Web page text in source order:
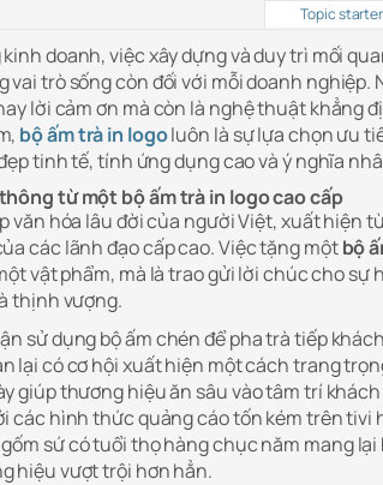
Topic starter
doanh, việc xây dựng và duy trì mối
vai trò sống còn đối với mỗi doanh nghiệp.
lời cảm ơn mà còn là nghệ thuật khẳng
bộ ấm trà in logoluôn là sự lựa chọn ưu
tinh tế, tính ứng dụng cao và ý nghĩa
từ một bộ ấm trà in logo cao cấp
văn hóa lâu đời của người Việt, xuất hiện
các lãnh đạo cấp cao. Việc tặng mộtbộ
vật phẩm, mà là trao gửi lời chúc cho sự
thịnh vượng.
sử dụng bộ ấm chén để pha trà tiếp
lại có cơ hội xuất hiện một cách trang
giúp thương hiệu ăn sâu vào tâm trí
các hình thức quảng cáo tốn kém trên tivi
sứ có tuổi thọ hàng chục năm mang
hiệu vượt trội hơn hẳn.